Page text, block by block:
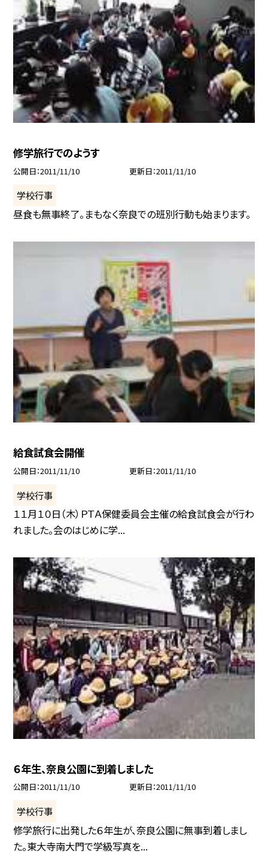
修学旅行でのようす
公開日 2011/11/10 更新日 2011/11/10
学校行事
昼食も無事終了。まもなく奈良での班別行動も始まります。
給食試食会開催
公開日 2011/11/10 更新日 2011/11/10
学校行事
１１月１０日（木）ＰＴＡ保健委員会主催の給食試食会が行わ
れました。会のはじめに学...
６年生、奈良公園に到着しました
公開日 2011/11/10 更新日 2011/11/10
学校行事
修学旅行に出発した６年生が、奈良公園に無事到着しまし
た。東大寺南大門で学級写真を...